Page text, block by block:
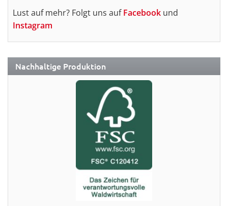
Lust auf mehr? Folgt uns aufFacebook und
Instagram
Nachhaltige Produktion